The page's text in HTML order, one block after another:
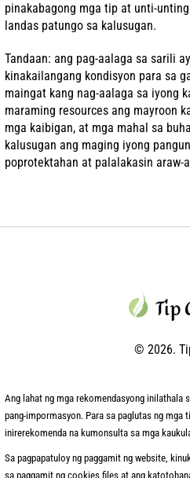
pinakabagong mga tip at unti-
landas patungo sa kalusugan.
Tandaan: ang pag-aalaga sa sarili
kinakailangang kondisyon para sa
maingat kang nag-aalaga sa iyong
maraming resources ang mayroon
mga kaibigan, at mga mahal sa
kalusugan ang maging iyong
poprotektahan at palalakasin araw-
© 2026.
Ang lahat ng mga rekomendasyong inilathala
pang-impormasyon. Para sa paglutas ng mga
inirerekomenda na kumonsulta sa mga
Sa pagpapatuloy ng paggamit ng website,
sa paggamit ng cookies files at ang